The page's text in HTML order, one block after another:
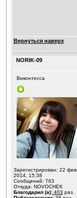
Вернуться наверх
NORIK-09
Виконтесса
Зарегистрирован: 22 фев
2014, 15:38
Сообщений: 763
Откуда: NOVOCHEK
Благодарил (а):403 раз.